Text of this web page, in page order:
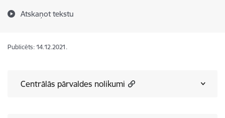
Atskaņot tekstu
Publicēts: 14.12.2021.
Centrālās pārvaldes nolikumi